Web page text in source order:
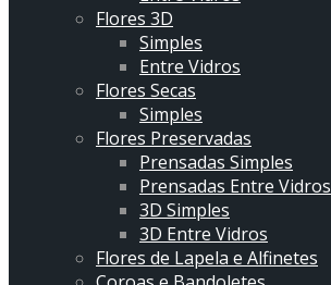
Flores 3D
Simples
Entre Vidros
Flores Secas
Simples
Flores Preservadas
Prensadas Simples
Prensadas Entre Vidros
3D Simples
3D Entre Vidros
Flores de Lapela e Alfinetes